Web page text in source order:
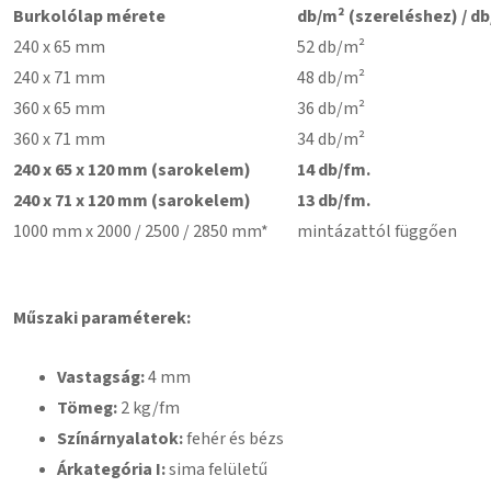
Burkolólap mérete
db/m² (szereléshez) /
240 x 65 mm
52 db/m²
240 x 71 mm
48 db/m²
360 x 65 mm
36 db/m²
360 x 71 mm
34 db/m²
240 x 65 x 120 mm (sarokelem)
14 db/fm.
240 x 71 x 120 mm (sarokelem)
13 db/fm.
1000 mm x 2000 / 2500 / 2850 mm*
mintázattól függően
Műszaki paraméterek:
Vastagság:4 mm
Tömeg:2 kg/fm
Színárnyalatok:fehér és bézs
Árkategória I:sima felületű